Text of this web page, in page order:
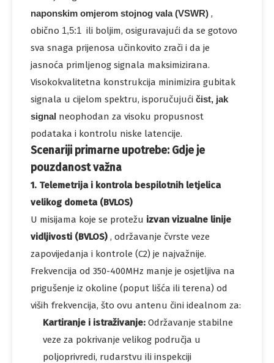
Materijal
Vrata od staklenih Vrhunska
izdržljivost i
vremenske
ekvivalent).
polarizacija za
većinu veza
točka-više
refleksija
osigurava
maksimalan
iz radija u zrak.
naponskim omjerom stojnog vala (VSWR) ,
obično 1,5:1 ili boljim, osiguravajući da se gotovo
sva snaga prijenosa učinkovito zrači i da je
jasnoća primljenog signala maksimizirana.
Visokokvalitetna konstrukcija minimizira gubitak
signala u cijelom spektru, isporučujući čist, jak
signal neophodan za visoku propusnost
podataka i kontrolu niske latencije.
Scenariji primarne upotrebe: Gdje je
pouzdanost važna
1. Telemetrija i kontrola bespilotnih letjelica
velikog dometa (BVLOS)
U misijama koje se protežu izvan vizualne linije
vidljivosti (BVLOS) , održavanje čvrste veze
zapovijedanja i kontrole (C2) je najvažnije.
Frekvencija od 350-400MHz manje je osjetljiva na
prigušenje iz okoline (poput lišća ili terena) od
viših frekvencija, što ovu antenu čini idealnom za:
Kartiranje i istraživanje: Održavanje stabilne
veze za pokrivanje velikog područja u
poljoprivredi, rudarstvu ili inspekciji